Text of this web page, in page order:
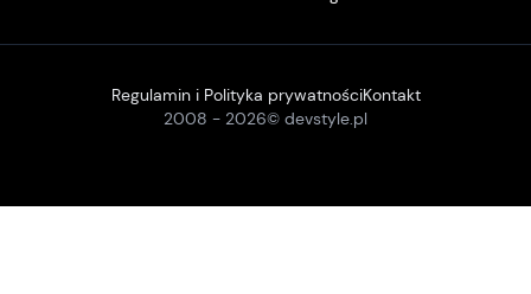
2008 - 2026© devstyle.pl
Regulamin i Polityka prywatnościKontakt